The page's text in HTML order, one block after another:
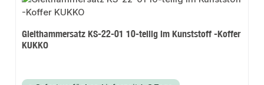
Gleithammersatz KS-22-01 10-teilig im Kunststoff -Koffer
KUKKO